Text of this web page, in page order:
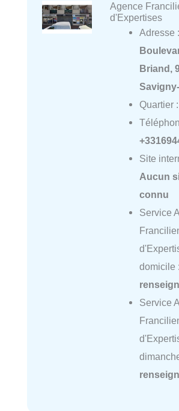
Agence
d'Expertises
Adresse :
Briand,
Quartier :
Site
Aucun
connu
Service
domicile :
Service